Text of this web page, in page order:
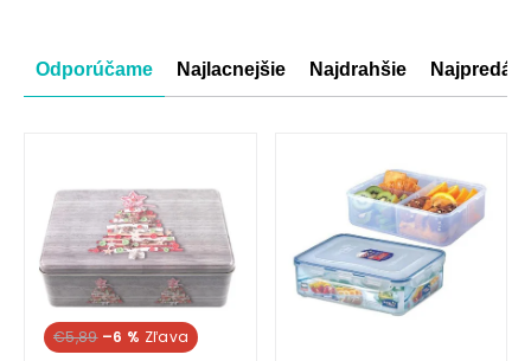
Radenie
produktov
Odporúčame Najlacnejšie Najdrahšie
€5,89 –6 %